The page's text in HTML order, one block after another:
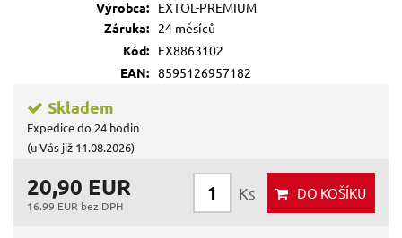
Výrobca:
EXTOL-PREMIUM
Záruka:
24 měsíců
Kód:
EX8863102
EAN: 8595126957182
Skladem
Expedice do 24 hodin
(u Vás již 11.08.2026)
20,90 EUR
16.99 EUR bez DPH
Ks DO KOŠÍKU